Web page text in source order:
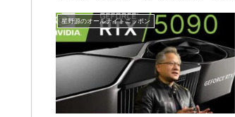
感情を伝わりやすく話すことが苦手で
す」という相談に答えていました。
星野源のオールナイトニッポン